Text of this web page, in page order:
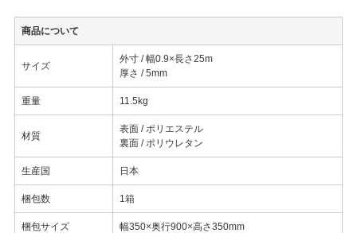
商品について
サイズ
外寸 / 幅0.9×長さ25m
厚さ / 5mm
重量 11.5kg
材質
表面 / ポリエステル
裏面 / ポリウレタン
生産国 日本
梱包数 1箱
梱包サイズ 幅350×奥行900×高さ350mm